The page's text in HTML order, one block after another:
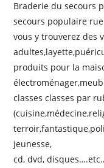
Braderie du secours
secours populaire
vous y trouverez des
produits pour la
classes classes par
jeunesse,
cd, dvd,